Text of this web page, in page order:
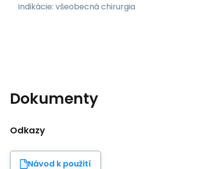
Indikácie: všeobecná chirurgia
Dokumenty
Odkazy
Návod k použití